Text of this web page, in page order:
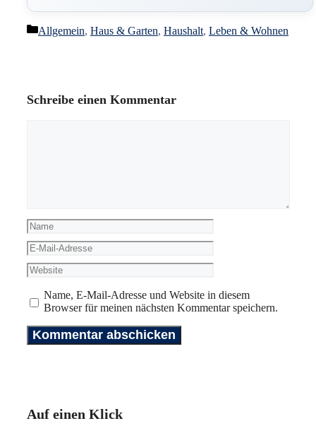
Kategorien
Allgemein, Haus & Garten, Haushalt, Leben & Wohnen
Schreibe einen Kommentar
Name
E-
Mail-
Adresse
Website
Name, E-Mail-Adresse und Website in diesem
Browser für meinen nächsten Kommentar speichern.
Auf einen Klick